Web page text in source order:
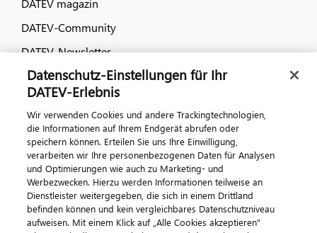
DATEV magazin
DATEV-Community
DATEV-Newsletter
Kontaktieren Sie uns
ImpressumDatenschutzAGB Kontakt
Datenschutz-Einstellungen für Ihr
DATEV-Erlebnis
Wir verwenden Cookies und andere Trackingtechnologien,
die Informationen auf Ihrem Endgerät abrufen oder
speichern können. Erteilen Sie uns Ihre Einwilligung,
verarbeiten wir Ihre personenbezogenen Daten für Analysen
und Optimierungen wie auch zu Marketing- und
Werbezwecken. Hierzu werden Informationen teilweise an
Dienstleister weitergegeben, die sich in einem Drittland
befinden können und kein vergleichbares Datenschutzniveau
aufweisen. Mit einem Klick auf „Alle Cookies akzeptieren"